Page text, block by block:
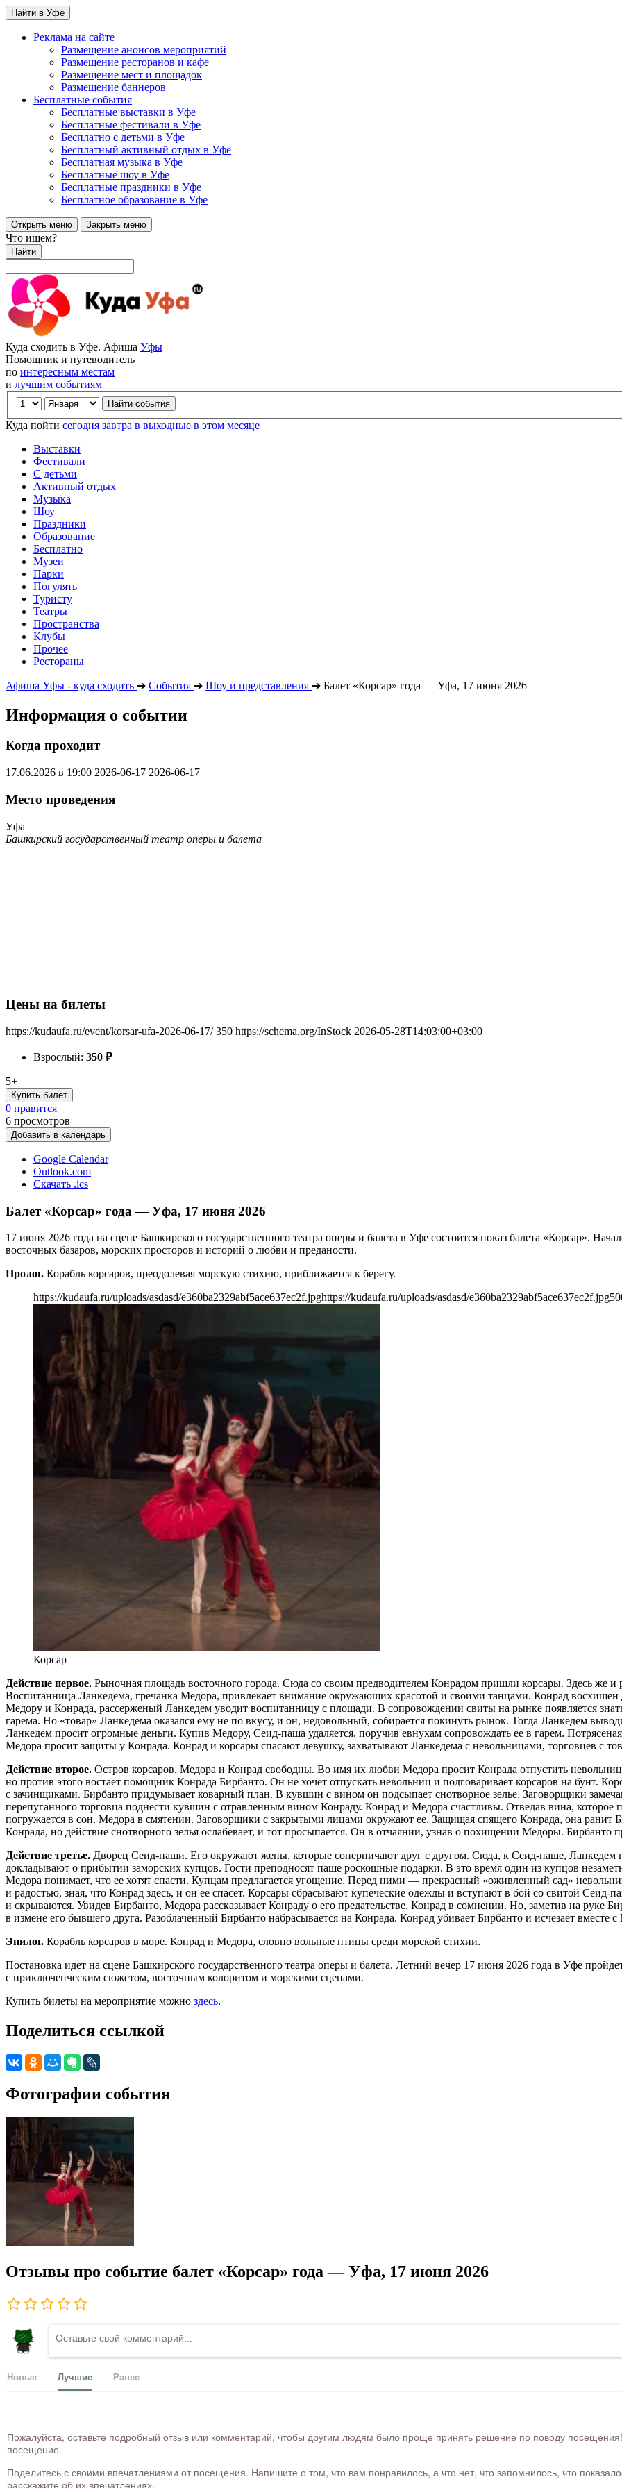
Найти в Уфе
Реклама на сайте
Размещение анонсов мероприятий
Размещение ресторанов и кафе
Размещение мест и площадок
Размещение баннеров
Бесплатные события
Бесплатные выставки в Уфе
Бесплатные фестивали в Уфе
Бесплатно с детьми в Уфе
Бесплатный активный отдых в Уфе
Бесплатная музыка в Уфе
Бесплатные шоу в Уфе
Бесплатные праздники в Уфе
Бесплатное образование в Уфе
Открыть меню Закрыть меню
Что ищем?
Найти
Куда сходить в Уфе. Афиша Уфы
Помощник и путеводитель
по интересным местам
и лучшим событиям
Куда пойти сегодня завтра в выходные в этом месяце
Выставки
Фестивали
С детьми
Активный отдых
Музыка
Шоу
Праздники
Образование
Бесплатно
Музеи
Парки
Погулять
Туристу
Театры
Пространства
Клубы
Прочее
Рестораны
Афиша Уфы - куда сходить ➔ События ➔ Шоу и представления ➔ Балет «Корсар» года — Уфа, 17 июня 2026
Информация о событии
Когда проходит
17.06.2026 в 19:00 2026-06-17 2026-06-17
Место проведения
Уфа
Башкирский государственный театр оперы и балета
Цены на билеты
https://kudaufa.ru/event/korsar-ufa-2026-06-17/ 350 https://schema.org/InStock 2026-05-28T14:03:00+03:00
Взрослый: 350 ₽
5+
Купить билет
0 нравится
6 просмотров
Добавить в календарь
Google Calendar
Outlook.com
Скачать .ics
Балет «Корсар» года — Уфа, 17 июня 2026
17 июня 2026 года на сцене Башкирского государственного театра оперы и балета в Уфе состоится показ балета «Корсар».
восточных базаров, морских просторов и историй о любви и преданости.
Пролог. Корабль корсаров, преодолевая морскую стихию, приближается к берегу.
https://kudaufa.ru/uploads/asdasd/e360ba2329abf5ace637ec2f.jpghttps://kudaufa.ru/uploads/asdasd/e360ba2329abf5ace637ec2f.jpg
Корсар
Действие первое. Рыночная площадь восточного города. Сюда со своим предводителем Конрадом пришли корсары. Здесь же и
Воспитанница Ланкедема, гречанка Медора, привлекает внимание окружающих красотой и своими танцами. Конрад
Медору и Конрада, рассерженый Ланкедем уводит воспитанницу с площади. В сопровождении свиты на рынке появляется
гарема. Но «товар» Ланкедема оказался ему не по вкусу, и он, недовольный, собирается покинуть рынок. Тогда Ланкедем
Ланкедем просит огромные деньги. Купив Медору, Сеид-паша удаляется, поручив евнухам сопровождать ее в гарем.
Медора просит защиты у Конрада. Конрад и корсары спасают девушку, захватывают Ланкедема с невольницами, торговцев с
Действие второе. Остров корсаров. Медора и Конрад свободны. Во имя их любви Медора просит Конрада отпустить
но против этого востает помощник Конрада Бирбанто. Он не хочет отпускать невольниц и подговаривает корсаров на бунт.
с зачинщиками. Бирбанто придумывает коварный план. В кувшин с вином он подсыпает снотворное зелье. Заговорщики
перепуганного торговца поднести кувшин с отравленным вином Конраду. Конрад и Медора счастливы. Отведав вина,
погружается в сон. Медора в смятении. Заговорщики с закрытыми лицами окружают ее. Защищая спящего Конрада, она ранит
Конрада, но действие снотворного зелья ослабевает, и тот просыпается. Он в отчаянии, узнав о похищении Медоры. Бирбанто
Действие третье. Дворец Сеид-паши. Его окружают жены, которые соперничают друг с другом. Сюда, к Сеид-паше, Ланкедем
докладывают о прибытии заморских купцов. Гости преподносят паше роскошные подарки. В это время один из купцов
Медора понимает, что ее хотят спасти. Купцам предлагается угощение. Перед ними — прекрасный «оживленный сад»
и радостью, зная, что Конрад здесь, и он ее спасет. Корсары сбрасывают купеческие одежды и вступают в бой со свитой
и скрываются. Увидев Бирбанто, Медора рассказывает Конраду о его предательстве. Конрад в сомнении. Но, заметив на руке
в измене его бывшего друга. Разоблаченный Бирбанто набрасывается на Конрада. Конрад убивает Бирбанто и исчезает вместе
Эпилог. Корабль корсаров в море. Конрад и Медора, словно вольные птицы среди морской стихии.
Постановка идет на сцене Башкирского государственного театра оперы и балета. Летний вечер 17 июня 2026 года в Уфе
с приключенческим сюжетом, восточным колоритом и морскими сценами.
Купить билеты на мероприятие можно здесь.
Поделиться ссылкой
Фотографии события
Отзывы про событие балет «Корсар» года — Уфа, 17 июня 2026
Новые Лучшие Ранее
Пожалуйста, оставьте подробный отзыв или комментарий, чтобы другим людям было проще принять решение по поводу посещения!
посещение.
Поделитесь с своими впечатлениями от посещения. Напишите о том, что вам понравилось, а что нет, что запомнилось, что
расскажите об их впечатлениях.